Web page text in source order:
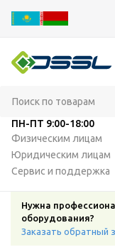
ПН-ПТ 9:00-18:00
Физическим лицам
Юридическим лицам
Сервис и поддержка
Нужна
оборудования?
Заказать обратный